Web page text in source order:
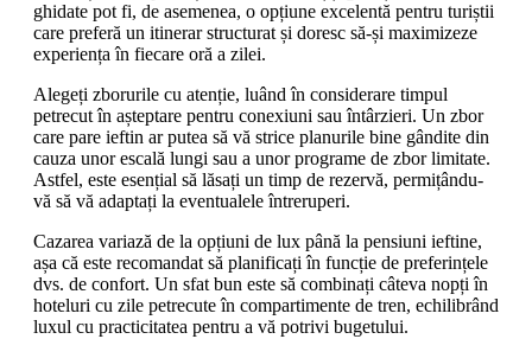
ghidate pot fi, de asemenea, o opțiune excelentă pentru turiștii
care preferă un itinerar structurat și doresc să-și maximizeze
experiența în fiecare oră a zilei.
Alegeți zborurile cu atenție, luând în considerare timpul
petrecut în așteptare pentru conexiuni sau întârzieri. Un zbor
care pare ieftin ar putea să vă strice planurile bine gândite din
cauza unor escală lungi sau a unor programe de zbor limitate.
Astfel, este esențial să lăsați un timp de rezervă, permițându-
vă să vă adaptați la eventualele întreruperi.
Cazarea variază de la opțiuni de lux până la pensiuni ieftine,
așa că este recomandat să planificați în funcție de preferințele
dvs. de confort. Un sfat bun este să combinați câteva nopți în
hoteluri cu zile petrecute în compartimente de tren, echilibrând
luxul cu practicitatea pentru a vă potrivi bugetului.